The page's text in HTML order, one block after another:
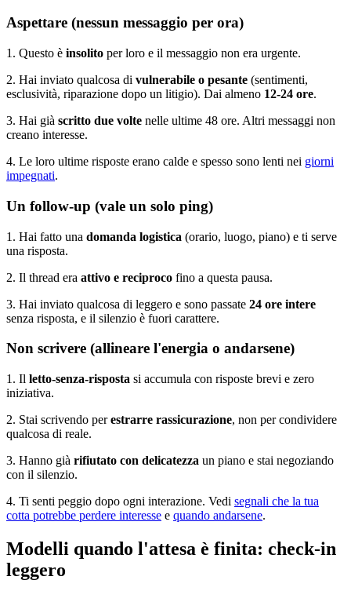
Aspettare (nessun messaggio per ora)
1. Questo è insolito per loro e il messaggio non era urgente.
2. Hai inviato qualcosa di vulnerabile o pesante (sentimenti,
esclusività, riparazione dopo un litigio). Dai almeno 12-24 ore.
3. Hai già scritto due volte nelle ultime 48 ore. Altri messaggi non
creano interesse.
4. Le loro ultime risposte erano calde e spesso sono lenti nei giorni
impegnati.
Un follow-up (vale un solo ping)
1. Hai fatto una domanda logistica (orario, luogo, piano) e ti serve
una risposta.
2. Il thread era attivo e reciproco fino a questa pausa.
3. Hai inviato qualcosa di leggero e sono passate 24 ore intere
senza risposta, e il silenzio è fuori carattere.
Non scrivere (allineare l'energia o andarsene)
1. Il letto-senza-risposta si accumula con risposte brevi e zero
iniziativa.
2. Stai scrivendo perestrarre rassicurazione, non per condividere
qualcosa di reale.
3. Hanno già rifiutato con delicatezza un piano e stai negoziando
con il silenzio.
4. Ti senti peggio dopo ogni interazione. Vedi segnali che la tua
cotta potrebbe perdere interesse e quando andarsene.
Modelli quando l'attesa è finita: check-in
leggero